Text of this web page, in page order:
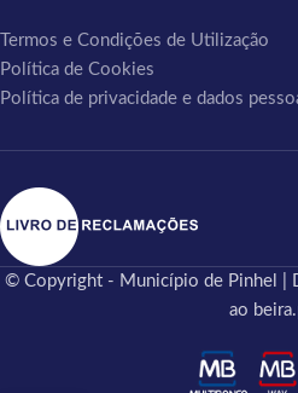
Termos e Condições de Utilização
Política de Cookies
Política de privacidade e dados
© Copyright - Município de Pinhel |
ao